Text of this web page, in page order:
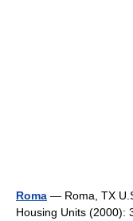
Roma — Roma, TX
Housing Units (2000):